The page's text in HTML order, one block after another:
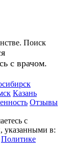
Поиск
с врачом.
Казань
Отзывы
с
указанными в:
Политике